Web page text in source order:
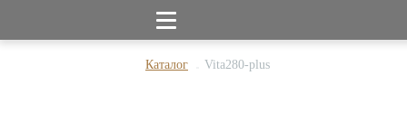
Каталог Vita280-plus